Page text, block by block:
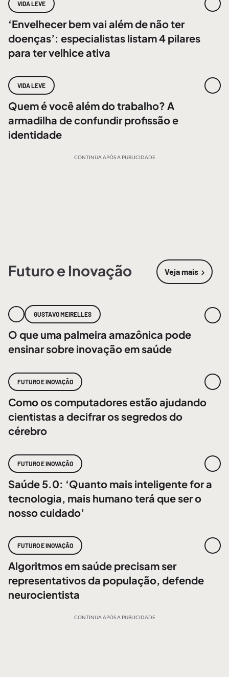
VIDA LEVE
‘Envelhecer bem vai além de não ter
doenças’: especialistas listam 4 pilares
para ter velhice ativa
VIDA LEVE
Quem é você além do trabalho? A
armadilha de confundir profissão e
identidade
CONTINUA APÓS A PUBLICIDADE
Futuro e Inovação Veja mais
sobre
GUSTAVO MEIRELLES
O que uma palmeira amazônica pode
ensinar sobre inovação em saúde
FUTURO E INOVAÇÃO
Como os computadores estão ajudando
cientistas a decifrar os segredos do
cérebro
FUTURO E INOVAÇÃO
Saúde 5.0: ‘Quanto mais inteligente for a
tecnologia, mais humano terá que ser o
nosso cuidado’
FUTURO E INOVAÇÃO
Algoritmos em saúde precisam ser
representativos da população, defende
neurocientista
CONTINUA APÓS A PUBLICIDADE